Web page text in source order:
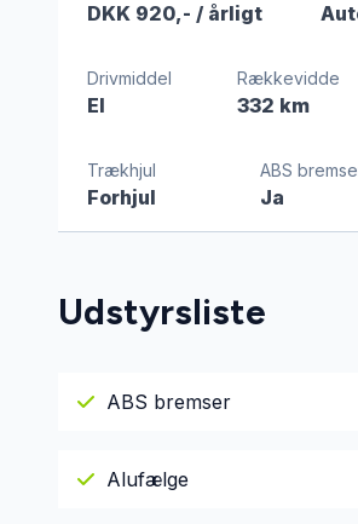
DKK 920,- / årligt
Drivmiddel
El
Rækkevidde
332 km
Trækhjul
Forhjul
ABS
Ja
Udstyrsliste
ABS bremser
Alufælge